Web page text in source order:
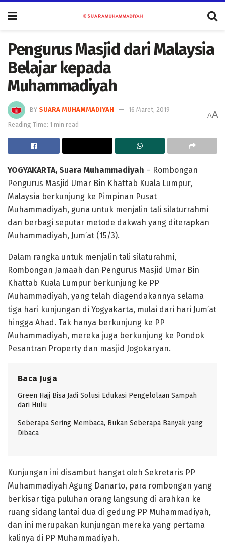
Pengurus Masjid dari Malaysia
Belajar kepada
Muhammadiyah
BY SUARA MUHAMMADIYAH
16 Maret, 2019
Reading Time: 1 min read
AA
YOGYAKARTA, Suara Muhammadiyah – Rombongan
Pengurus Masjid Umar Bin Khattab Kuala Lumpur,
Malaysia berkunjung ke Pimpinan Pusat
Muhammadiyah, guna untuk menjalin tali silaturrahmi
dan berbagi seputar metode dakwah yang diterapkan
Muhammadiyah, Jum’at (15/3).
Dalam rangka untuk menjalin tali silaturahmi,
Rombongan Jamaah dan Pengurus Masjid Umar Bin
Khattab Kuala Lumpur berkunjung ke PP
Muhammadiyah, yang telah diagendakannya selama
tiga hari kunjungan di Yogyakarta, mulai dari hari Jum’at
hingga Ahad. Tak hanya berkunjung ke PP
Muhammadiyah, mereka juga berkunjung ke Pondok
Pesantran Property dan masjid Jogokaryan.
Baca Juga
Green Hajj Bisa Jadi Solusi Edukasi Pengelolaan Sampah
dari Hulu
Seberapa Sering Membaca, Bukan Seberapa Banyak yang
Dibaca
Kunjungan ini disambut hangat oleh Sekretaris PP
Muhammadiyah Agung Danarto, para rombongan yang
berkisar tiga puluhan orang langsung di arahkan ke
ruang sidang lantai dua di gedung PP Muhammadiyah,
dan ini merupakan kunjungan mereka yang pertama
kalinya di PP Muhammadiyah.